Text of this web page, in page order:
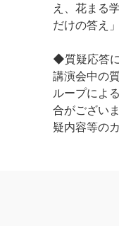
え、花まる
だけの答え
◆質疑応答
講演会中の
ループによ
合がござい
疑内容等の